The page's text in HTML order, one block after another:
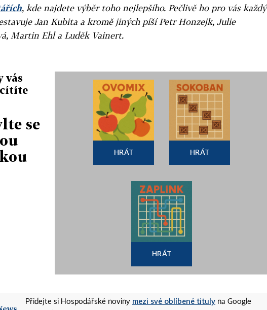
, kde najdete výběr toho nejlepšího. Pečlivě ho pro vás každý
Jan Kubita a kromě jiných píší Petr Honzejk, Julie
Martin Ehl a Luděk Vainert.
vás
cítíte
se
HRÁT HRÁT
HRÁT
Přidejte si Hospodářské noviny mezi své oblíbené tituly na Google